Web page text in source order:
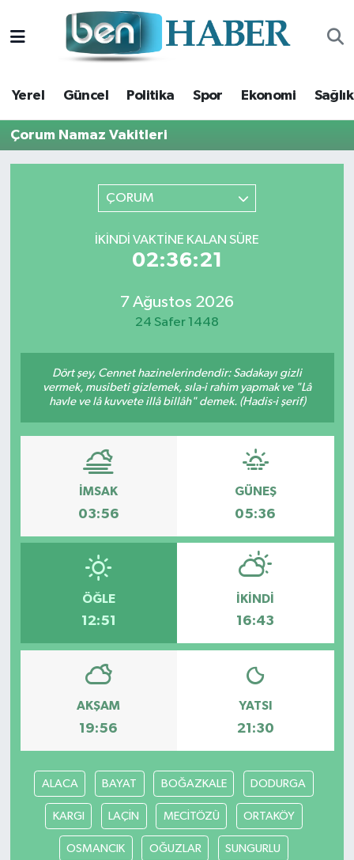
Yerel Güncel Politika Spor Ekonomi Sağlık
Çorum Namaz Vakitleri
ÇORUM
İKINDI VAKTINE KALAN SÜRE
02:36:20
7 Ağustos 2026
24 Safer 1448
Dört şey, Cennet hazinelerindendir: Sadakayı gizli
vermek, musibeti gizlemek, sıla-i rahim yapmak ve "Lâ
havle ve lâ kuvvete illâ billâh" demek. (Hadis-i şerif)
İMSAK
03:56
GÜNEŞ
05:36
ÖĞLE
12:51
İKINDI
16:43
AKŞAM
19:56
YATSI
21:30
ALACA BAYAT BOĞAZKALE DODURGA
KARGI LAÇİN MECİTÖZÜ ORTAKÖY
OSMANCIK OĞUZLAR SUNGURLU
Yerel
Güncel
Politika
Resmi Reklam
Röportajlar
Hava Durumu
Trafik Durumu
Süper Lig Puan Durumu ve Fikstür